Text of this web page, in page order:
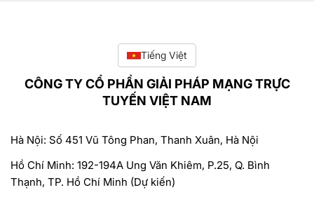
Tiếng Việt
CÔNG TY CỔ PHẦN GIẢI PHÁP MẠNG TRỰC
TUYẾN VIỆT NAM
Hà Nội: Số 451 Vũ Tông Phan, Thanh Xuân, Hà Nội
Hồ Chí Minh: 192-194A Ung Văn Khiêm, P.25, Q. Bình
Thạnh, TP. Hồ Chí Minh (Dự kiến)